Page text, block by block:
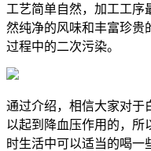
工艺简单自然，加工工序
然纯净的风味和丰富珍贵
过程中的二次污染。
通过介绍，相信大家对于
以起到降血压作用的，所
时生活中可以适当的喝一